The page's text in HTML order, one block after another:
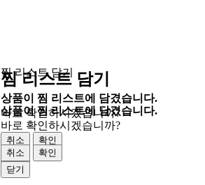
찜 리스트 담기
상품이 찜 리스트에 담겼습니다.
바로 확인하시겠습니까?
취소
확인
닫기
찜 리스트 담기
상품이 찜 리스트에 담겼습니다.
바로 확인하시겠습니까?
취소
확인
닫기